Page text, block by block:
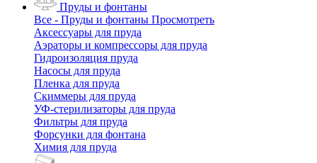
Пруды и фонтаны
Все - Пруды и фонтаны Просмотреть
Аксессуары для пруда
Аэраторы и компрессоры для пруда
Гидроизоляция пруда
Насосы для пруда
Пленка для пруда
Скиммеры для пруда
УФ-стерилизаторы для пруда
Фильтры для пруда
Форсунки для фонтана
Химия для пруда